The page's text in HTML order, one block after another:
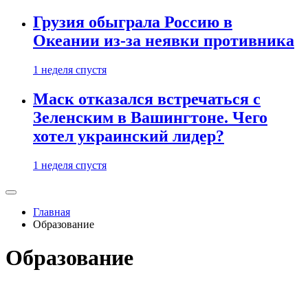
Грузия обыграла Россию в
Океании из-за неявки противника
1 неделя спустя
Маск отказался встречаться с
Зеленским в Вашингтоне. Чего
хотел украинский лидер?
1 неделя спустя
Главная
Образование
Образование